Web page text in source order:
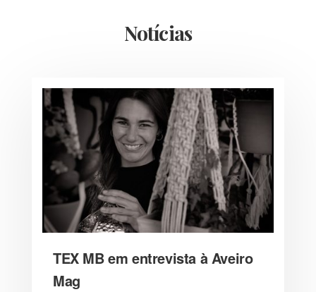
Notícias
TEX MB em entrevista à Aveiro
Mag